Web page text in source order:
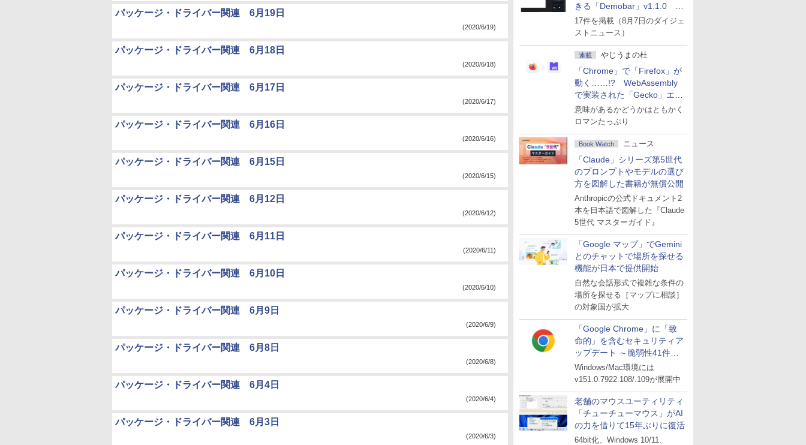
きる「Demobar」v1.1.0 ほ
か
17件を掲載（8月7日のダイジェ
ストニュース）
連載 やじうまの杜
「Chrome」で「Firefox」が
動く……!? WebAssembly
で実装された「Gecko」エン
ジン
意味があるかどうかはともかく
ロマンたっぷり
Book Watch ニュース
「Claude」シリーズ第5世代
のプロンプトやモデルの選び
方を図解した書籍が無償公開
Anthropicの公式ドキュメント2
本を日本語で図解した『Claude
5世代 マスターガイド』
「Google マップ」でGemini
とのチャットで場所を探せる
機能が日本で提供開始
自然な会話形式で複雑な条件の
場所を探せる［マップに相談］
の対象国が拡大
「Google Chrome」に「致
命的」を含むセキュリティア
ップデート ～脆弱性41件に
対処
Windows/Mac環境には
v151.0.7922.108/.109が展開中
老舗のマウスユーティリティ
「チューチューマウス」がAI
の力を借りて15年ぶりに復活
64bit化、Windows 10/11、
パッケージ・ドライバー関連 6月19日
(2020/6/19)
パッケージ・ドライバー関連 6月18日
(2020/6/18)
パッケージ・ドライバー関連 6月17日
(2020/6/17)
パッケージ・ドライバー関連 6月16日
(2020/6/16)
パッケージ・ドライバー関連 6月15日
(2020/6/15)
パッケージ・ドライバー関連 6月12日
(2020/6/12)
パッケージ・ドライバー関連 6月11日
(2020/6/11)
パッケージ・ドライバー関連 6月10日
(2020/6/10)
パッケージ・ドライバー関連 6月9日
(2020/6/9)
パッケージ・ドライバー関連 6月8日
(2020/6/8)
パッケージ・ドライバー関連 6月4日
(2020/6/4)
パッケージ・ドライバー関連 6月3日
(2020/6/3)